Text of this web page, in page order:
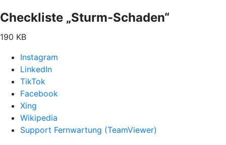
Checkliste „Sturm-Schaden“
190 KB
Instagram
LinkedIn
TikTok
Facebook
Xing
Wikipedia
Support Fernwartung (TeamViewer)